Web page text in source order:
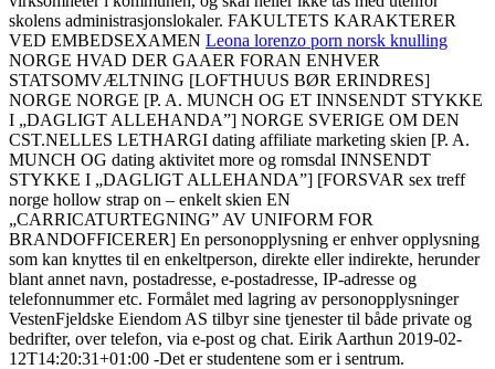
skolens administrasjonslokaler. FAKULTETS KARAKTERER
VED EMBEDSEXAMEN Leona lorenzo porn norsk knulling
NORGE HVAD DER GAAER FORAN ENHVER
STATSOMVÆLTNING [LOFTHUUS BØR ERINDRES]
NORGE NORGE [P. A. MUNCH OG ET INNSENDT STYKKE
I „DAGLIGT ALLEHANDA”] NORGE SVERIGE OM DEN
CST.NELLES LETHARGI dating affiliate marketing skien [P. A.
MUNCH OG dating aktivitet more og romsdal INNSENDT
STYKKE I „DAGLIGT ALLEHANDA”] [FORSVAR sex treff
norge hollow strap on – enkelt skien EN
„CARRICATURTEGNING” AV UNIFORM FOR
BRANDOFFICERER] En personopplysning er enhver opplysning
som kan knyttes til en enkeltperson, direkte eller indirekte, herunder
blant annet navn, postadresse, e-postadresse, IP-adresse og
telefonnummer etc. Formålet med lagring av personopplysninger
VestenFjeldske Eiendom AS tilbyr sine tjenester til både private og
bedrifter, over telefon, via e-post og chat. Eirik Aarthun 2019-02-
12T14:20:31+01:00 -Det er studentene som er i sentrum.